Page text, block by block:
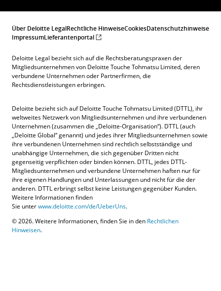
Über Deloitte LegalRechtliche HinweiseCookiesDatenschutzhinweise
ImpressumLieferantenportal
Deloitte Legal bezieht sich auf die Rechtsberatungspraxen der
Mitgliedsunternehmen von Deloitte Touche Tohmatsu Limited, deren
verbundene Unternehmen oder Partnerfirmen, die
Rechtsdienstleistungen erbringen.
Deloitte bezieht sich auf Deloitte Touche Tohmatsu Limited (DTTL), ihr
weltweites Netzwerk von Mitgliedsunternehmen und ihre verbundenen
Unternehmen (zusammen die „Deloitte-Organisation“). DTTL (auch
„Deloitte Global“ genannt) und jedes ihrer Mitgliedsunternehmen sowie
ihre verbundenen Unternehmen sind rechtlich selbstständige und
unabhängige Unternehmen, die sich gegenüber Dritten nicht
gegenseitig verpflichten oder binden können. DTTL, jedes DTTL-
Mitgliedsunternehmen und verbundene Unternehmen haften nur für
ihre eigenen Handlungen und Unterlassungen und nicht für die der
anderen. DTTL erbringt selbst keine Leistungen gegenüber Kunden.
Weitere Informationen finden
Sie unterwww.deloitte.com/de/UeberUns.
© 2026. Weitere Informationen, finden Sie in den Rechtlichen
Hinweisen.